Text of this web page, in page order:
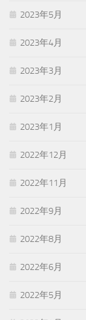
2023年5月
2023年4月
2023年3月
2023年2月
2023年1月
2022年12月
2022年11月
2022年9月
2022年8月
2022年6月
2022年5月